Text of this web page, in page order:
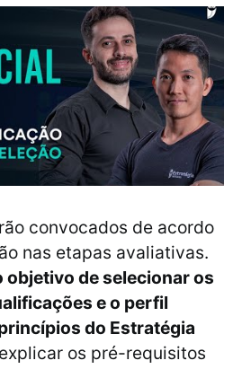
convocados de acordo
nas etapas avaliativas.
objetivo de selecionar os
e o perfil
do Estratégia
os pré-requisitos